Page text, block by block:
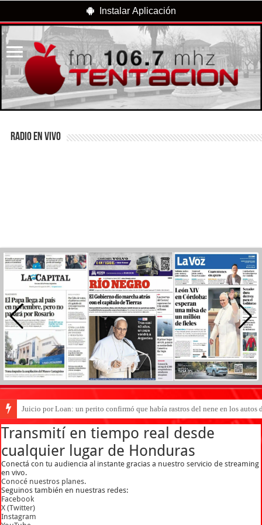
Instalar Aplicación
RADIO EN VIVO
Juicio por Loan: un perito confirmó que había rastros del nene en los autos
«Yo tenía mi propia droga, creo que me la habían regalado»: qué declaró
Transmití en tiempo real desde
cualquier lugar de Honduras
Conectá con tu audiencia al instante gracias a nuestro servicio de streaming
en vivo.
Conocé nuestros planes.
Seguinos también en nuestras redes:
Facebook
X (Twitter)
Instagram